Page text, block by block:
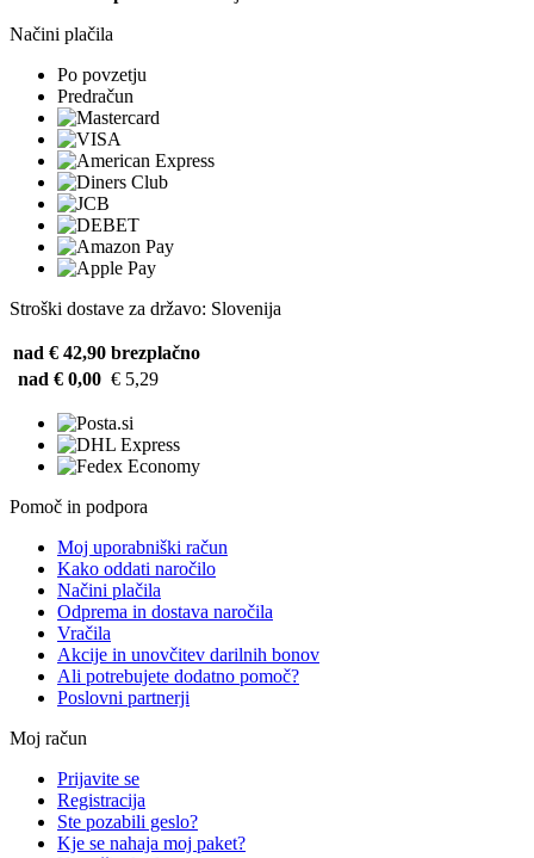
Načini plačila
Po povzetju
Predračun
Stroški dostave za državo: Slovenija
nad € 42,90 brezplačno
nad € 0,00 € 5,29
Pomoč in podpora
Moj uporabniški račun
Kako oddati naročilo
Načini plačila
Odprema in dostava naročila
Vračila
Akcije in unovčitev darilnih bonov
Ali potrebujete dodatno pomoč?
Poslovni partnerji
Moj račun
Prijavite se
Registracija
Ste pozabili geslo?
Kje se nahaja moj paket?